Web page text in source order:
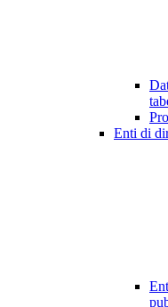
Enti di